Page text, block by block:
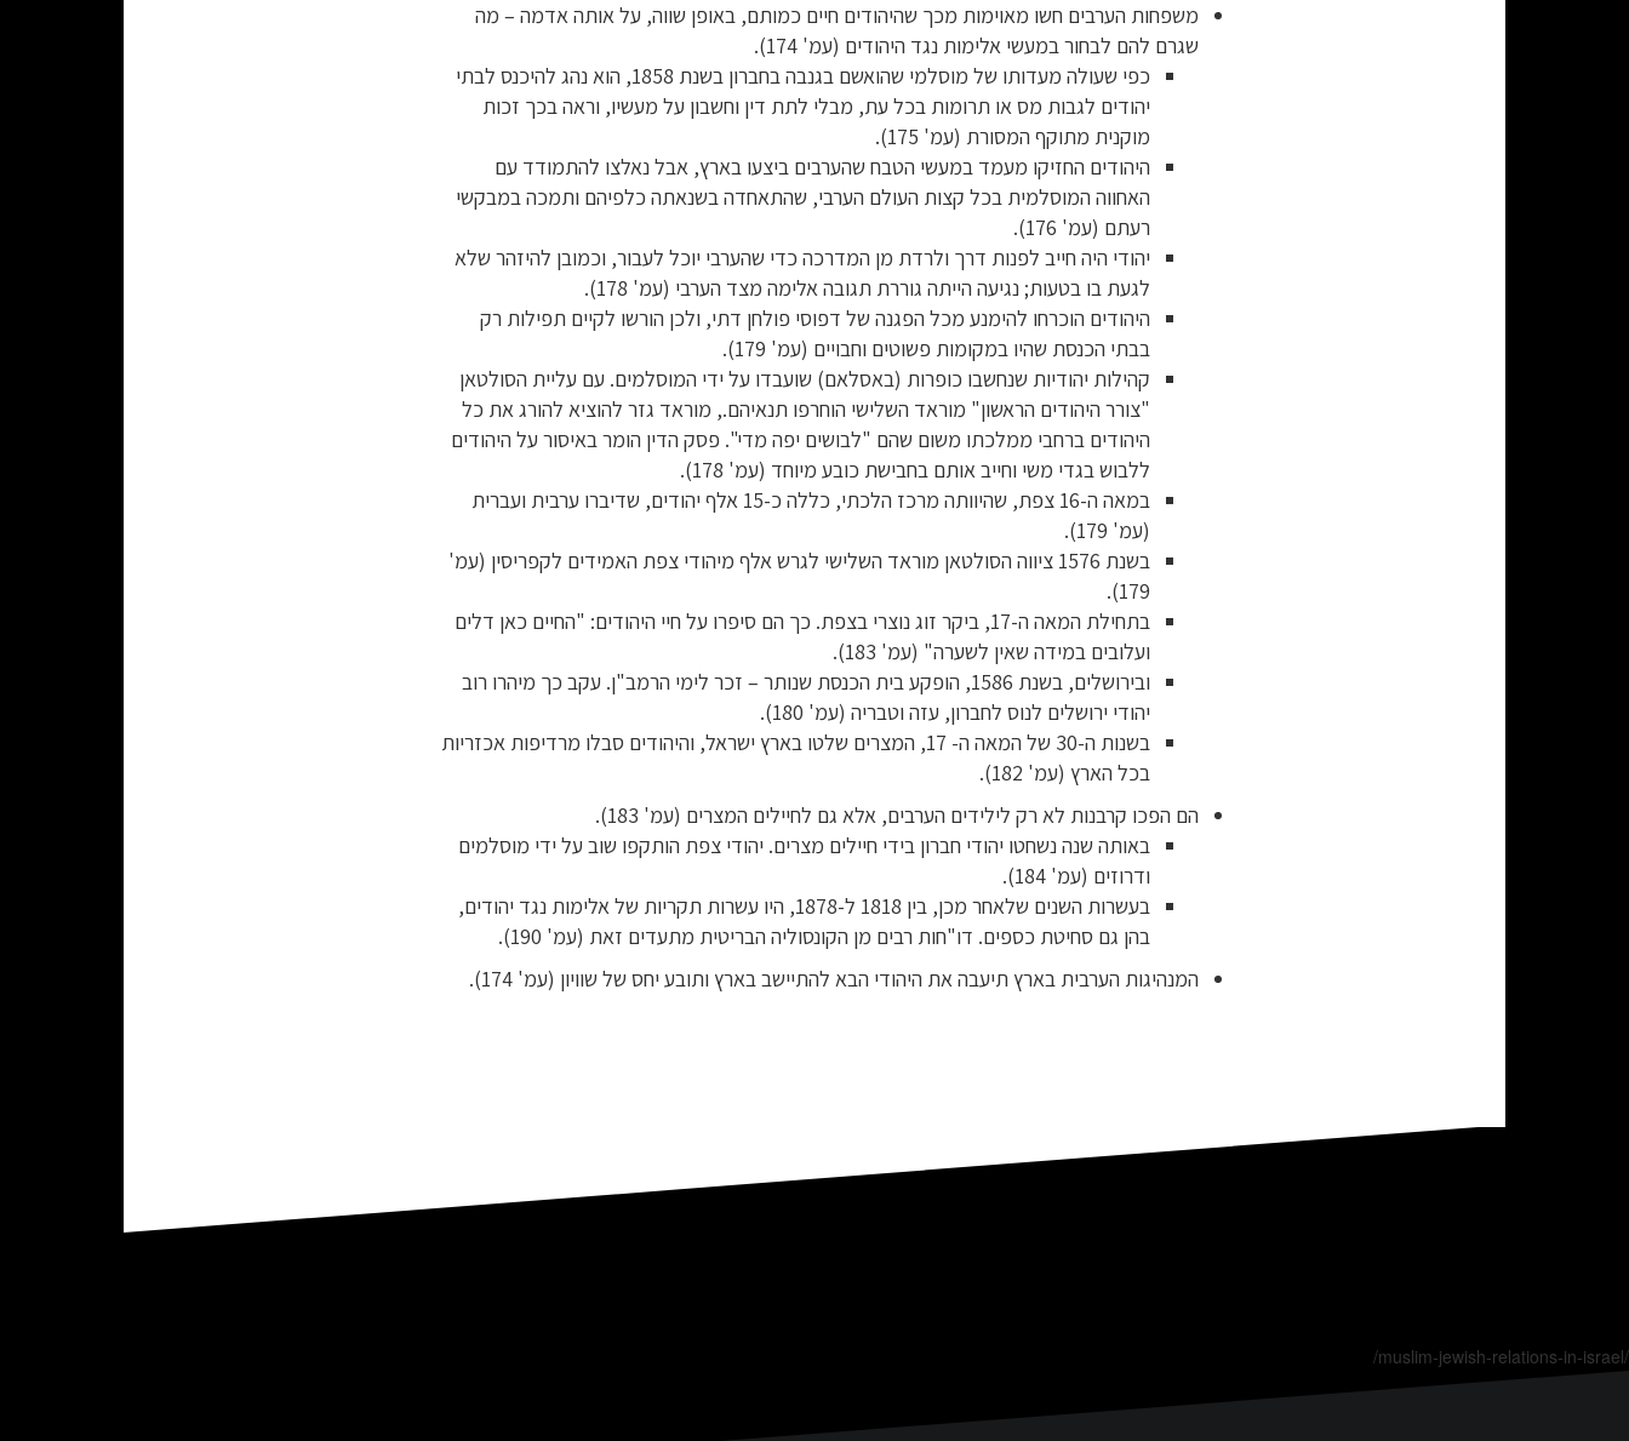
משפחות הערבים חשו מאוימות מכך שהיהודים חיים כמותם, באופן שווה, על אותה אדמה – מה
שגרם להם לבחור במעשי אלימות נגד היהודים (עמ' 174).
כפי שעולה מעדותו של מוסלמי שהואשם בגנבה בחברון בשנת 1858, הוא נהג להיכנס לבתי
יהודים לגבות מס או תרומות בכל עת, מבלי לתת דין וחשבון על מעשיו, וראה בכך זכות
מוקנית מתוקף המסורת (עמ' 175).
היהודים החזיקו מעמד במעשי הטבח שהערבים ביצעו בארץ, אבל נאלצו להתמודד עם
האחווה המוסלמית בכל קצות העולם הערבי, שהתאחדה בשנאתה כלפיהם ותמכה במבקשי
רעתם (עמ' 176).
יהודי היה חייב לפנות דרך ולרדת מן המדרכה כדי שהערבי יוכל לעבור, וכמובן להיזהר שלא
לגעת בו בטעות; נגיעה הייתה גוררת תגובה אלימה מצד הערבי (עמ' 178).
היהודים הוכרחו להימנע מכל הפגנה של דפוסי פולחן דתי, ולכן הורשו לקיים תפילות רק
בבתי הכנסת שהיו במקומות פשוטים וחבויים (עמ' 179).
קהילות יהודיות שנחשבו כופרות (באסלאם) שועבדו על ידי המוסלמים. עם עליית הסולטאן
"צורר היהודים הראשון" מוראד השלישי הוחרפו תנאיהם., מוראד גזר להוציא להורג את כל
היהודים ברחבי ממלכתו משום שהם "לבושים יפה מדי". פסק הדין הומר באיסור על היהודים
ללבוש בגדי משי וחייב אותם בחבישת כובע מיוחד (עמ' 178).
במאה ה-16 צפת, שהיוותה מרכז הלכתי, כללה כ-15 אלף יהודים, שדיברו ערבית ועברית
(עמ' 179).
בשנת 1576 ציווה הסולטאן מוראד השלישי לגרש אלף מיהודי צפת האמידים לקפריסין (עמ'
179).
בתחילת המאה ה-17, ביקר זוג נוצרי בצפת. כך הם סיפרו על חיי היהודים: "החיים כאן דלים
ועלובים במידה שאין לשערה" (עמ' 183).
ובירושלים, בשנת 1586, הופקע בית הכנסת שנותר – זכר לימי הרמב"ן. עקב כך מיהרו רוב
יהודי ירושלים לנוס לחברון, עזה וטבריה (עמ' 180).
בשנות ה-30 של המאה ה- 17, המצרים שלטו בארץ ישראל, והיהודים סבלו מרדיפות אכזריות
בכל הארץ (עמ' 182).
הם הפכו קרבנות לא רק לילידים הערבים, אלא גם לחיילים המצרים (עמ' 183).
באותה שנה נשחטו יהודי חברון בידי חיילים מצרים. יהודי צפת הותקפו שוב על ידי מוסלמים
ודרוזים (עמ' 184).
בעשרות השנים שלאחר מכן, בין 1818 ל-1878, היו עשרות תקריות של אלימות נגד יהודים,
בהן גם סחיטת כספים. דו"חות רבים מן הקונסוליה הבריטית מתעדים זאת (עמ' 190).
המנהיגות הערבית בארץ תיעבה את היהודי הבא להתיישב בארץ ותובע יחס של שוויון (עמ' 174).
/muslim-jewish-relations-in-israel/